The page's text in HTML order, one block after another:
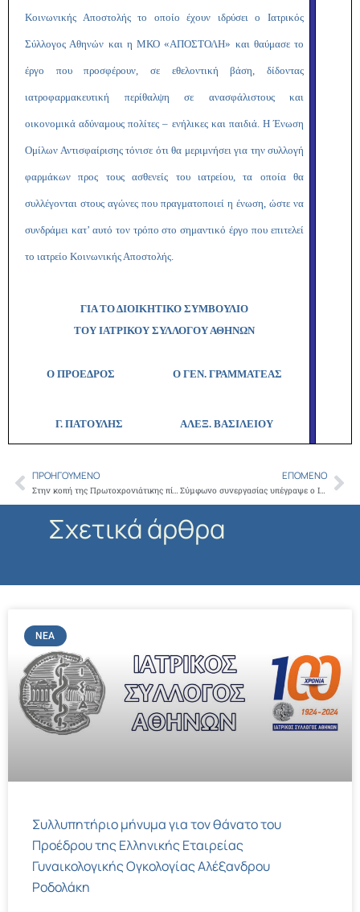
Κοινωνικής Αποστολής το οποίοέχουν ιδρύσει ο Ιατρικός
Σύλλογος Αθηνών και η ΜΚΟ «ΑΠΟΣΤΟΛΗ» και θαύμασε το
έργο που προσφέρουν, σε εθελοντική βάση, δίδοντας
ιατροφαρμακευτική περίθαλψη σε ανασφάλιστους και
οικονομικά αδύναμους πολίτες – ενήλικες και παιδιά. Η Ένωση
Ομίλων Αντισφαίρισης τόνισε ότι θα μεριμνήσει για την συλλογή
φαρμάκων προς τους ασθενείς του ιατρείου, τα οποία θα
συλλέγονται στους αγώνες που πραγματοποιεί η ένωση, ώστε να
συνδράμει κατ’ αυτό τον τρόπο στο σημαντικό έργο που επιτελεί
το ιατρείο Κοινωνικής Αποστολής.
ΓΙΑ ΤΟ ΔΙΟΙΚΗΤΙΚΟ ΣΥΜΒΟΥΛΙΟ
ΤΟΥ ΙΑΤΡΙΚΟΥ ΣΥΛΛΟΓΟΥ ΑΘΗΝΩΝ
Ο ΠΡΟΕΔΡΟΣ Ο ΓΕΝ. ΓΡΑΜΜΑΤΕΑΣ
Γ. ΠΑΤΟΥΛΗΣ ΑΛΕΞ. ΒΑΣΙΛΕΙΟΥ
Prev
ΠΡΟΗΓΟΎΜΕΝΟ
Στην κοπή της Πρωτοχρονιάτικης πίτας του ΚΕ.ΕΛ.Π.ΝΟ. παρέστη ο Πρόεδρος του Ι.Σ.Α. κ. Γ. Πατούλης
ΕΠΌΜΕΝΟ
Σύμφωνο συνεργασίας υπέγραψε ο ΙΣΑ με την Ένωση Ομίλων Αντισφαίρισης της Η’ Περιφέρειας για την συλλογή φαρμάκων για το Ιατρείο Κοινωνικής Αποστολής
Σχετικά άρθρα
ΝΈΑ
Συλλυπητήριο μήνυμα για τον θάνατο του
Προέδρου της Ελληνικής Εταιρείας
Γυναικολογικής Ογκολογίας Αλέξανδρου
Ροδολάκη